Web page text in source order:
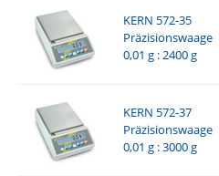
KERN 572-35
Präzisionswaage
0,01 g : 2400 g
KERN 572-37
Präzisionswaage
0,01 g : 3000 g